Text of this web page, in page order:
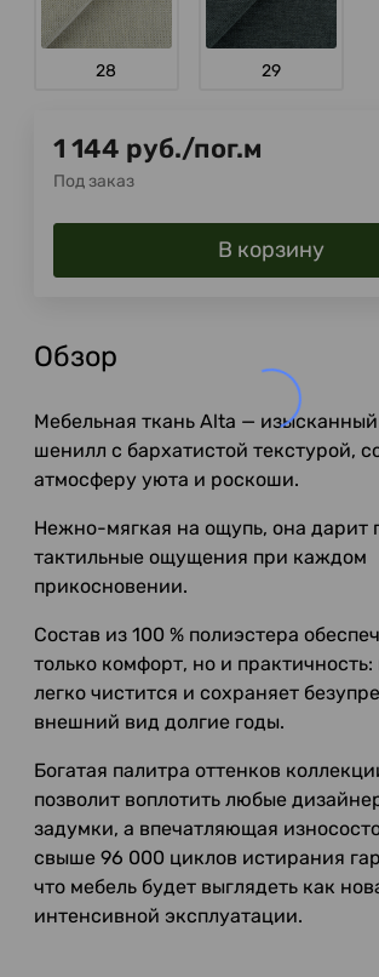
28 29
1 144 руб./пог.м
Под заказ
В корзину
Обзор
Мебельная ткань Alta —
шенилл с бархатистой текстурой,
атмосферу уюта и роскоши.
Нежно-мягкая на ощупь, она дарит
тактильные ощущения при каждом
прикосновении.
Состав из 100 % полиэстера
только комфорт, но и
легко чистится и сохраняет
внешний вид долгие годы.
Богатая палитра оттенков
позволит воплотить любые
задумки, а впечатляющая
свыше 96 000 циклов истирания
что мебель будет выглядеть как
интенсивной эксплуатации.